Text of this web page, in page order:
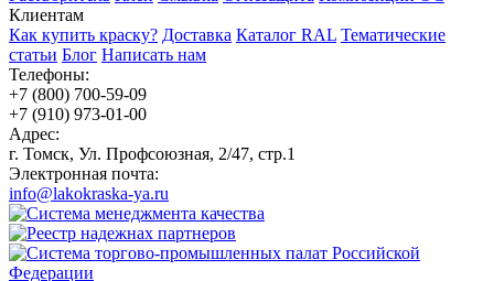
Клиентам
Как купить краску? Доставка Каталог RAL Тематические
статьи Блог Написать нам
Телефоны:
+7 (800) 700-59-09
+7 (910) 973-01-00
Адрес:
г. Томск, Ул. Профсоюзная, 2/47, стр.1
Электронная почта:
info@lakokraska-ya.ru